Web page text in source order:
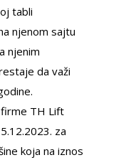
tabli
njenom sajtu
njenim
da važi
TH Lift
za
koja na iznos